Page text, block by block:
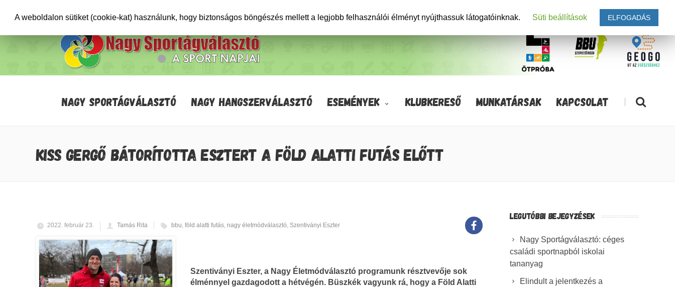
NAGY SPORTÁGVÁLASZTÓ NAGY HANGSZERVÁLASZTÓ ESEMÉNYEK KLUBKERESŐ MUNKATÁRSAK KAPCSOLAT |
KISS GERGŐ BÁTORÍTOTTA ESZTERT A FÖLD ALATTI FUTÁS ELŐTT
2022. február 23. Tamás Rita bbu, föld alatti futás, nagy életmódválasztó, Szentiványi Eszter
Szentiványi Eszter, a Nagy Életmódválasztó programunk résztvevője sok
élménnyel gazdagodott a hétvégén. Büszkék vagyunk rá, hogy a Föld Alatti
LEGUTÓBBI BEJEGYZÉSEK
Nagy Sportágválasztó: céges
családi sportnapból iskolai
tananyag
Elindult a jelentkezés a
A weboldalon sütiket (cookie-kat) használunk, hogy biztonságos böngészés mellett a legjobb felhasználói élményt nyújthassuk látogatóinknak. Süti beállítások ELFOGADÁS